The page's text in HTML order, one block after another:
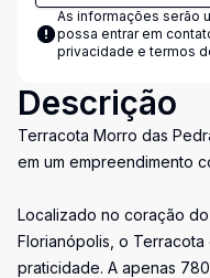
As informações serão
possa entrar em
privacidade e termos
Descrição
Terracota Morro das
em um empreendimento
Localizado no coração
Florianópolis, o
praticidade. A apenas